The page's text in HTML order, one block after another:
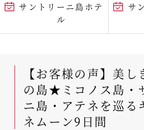
サントリーニ島ホテ
ル
サ
【お客様の声】美
の島★ミコノス島・
ニ島・アテネを巡る
ネムーン9日間